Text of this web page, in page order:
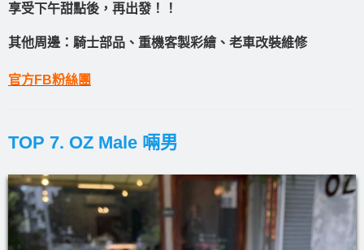
享受下午甜點後，再出發！！
其他周邊：騎士部品、重機客製彩繪、老車改裝維修
官方FB粉絲團
TOP 7. OZ Male 啢男